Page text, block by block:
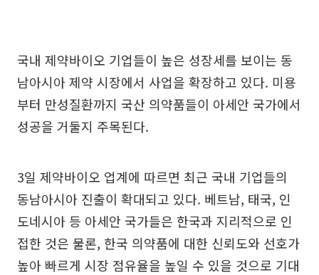
국내 제약바이오 기업들이 높은 성장세를 보이는 동
남아시아 제약 시장에서 사업을 확장하고 있다. 미용
부터 만성질환까지 국산 의약품들이 아세안 국가에서
성공을 거둘지 주목된다.
3일 제약바이오 업계에 따르면 최근 국내 기업들의
동남아시아 진출이 확대되고 있다. 베트남, 태국, 인
도네시아 등 아세안 국가들은 한국과 지리적으로 인
접한 것은 물론, 한국 의약품에 대한 신뢰도와 선호가
높아 빠르게 시장 점유율을 높일 수 있을 것으로 기대